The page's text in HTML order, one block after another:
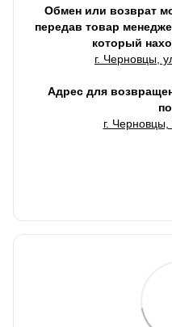
Обмен или возврат
передав товар
который
г. Черновцы,
Адрес для
г.